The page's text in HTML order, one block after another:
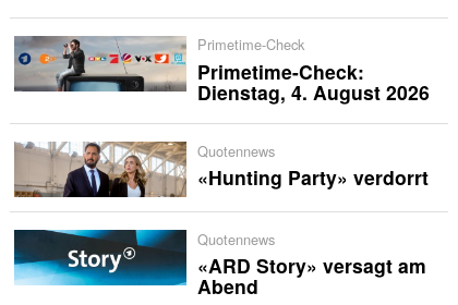
Primetime-Check
Primetime-Check:
Dienstag, 4. August 2026
Quotennews
«Hunting Party» verdorrt
Quotennews
«ARD Story» versagt am
Abend